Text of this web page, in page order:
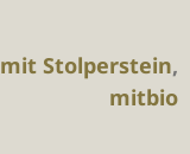
mit Stolperstein,
mitbio